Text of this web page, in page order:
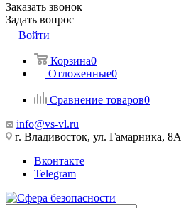
Заказать звонок
Задать вопрос
Войти
Корзина0
Отложенные0
Сравнение товаров0
info@vs-vl.ru
г. Владивосток, ул. Гамарника, 8А
Вконтакте
Telegram